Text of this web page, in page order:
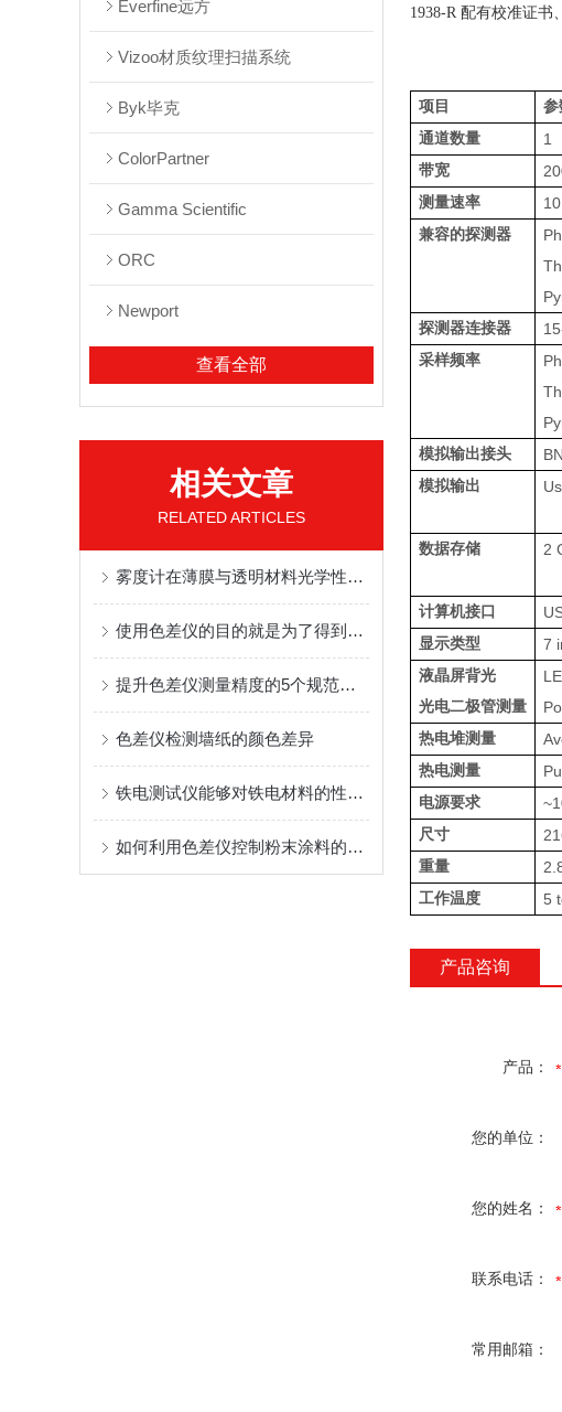
Everfine远方
Vizoo材质纹理扫描系统
Byk毕克
ColorPartner
Gamma Scientific
ORC
Newport
查看全部
相关文章
RELATED ARTICLES
雾度计在薄膜与透明材料光学性能检测中的标准操作流程
使用色差仪的目的就是为了得到测量的数据
提升色差仪测量精度的5个规范操作方法
色差仪检测墙纸的颜色差异
铁电测试仪能够对铁电材料的性能进行全面而准确的测量
如何利用色差仪控制粉末涂料的色差？
1938-R 配有校准证书
项目
参
通道数量
1
带宽
测量速率
兼容的探测器
探测器连接器
采样频率
模拟输出接头
模拟输出
数据存储 2
计算机接口
显示类型 7
液晶屏背光
光电二极管测量
热电堆测量
热电测量
电源要求
尺寸
重量
工作温度 5
产品咨询
产品：
您的单位：
您的姓名：
联系电话：
常用邮箱：